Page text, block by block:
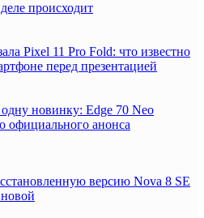
происходит
Pixel 11 Pro Fold: что известно
перед презентацией
новинку: Edge 70 Neo
официального анонса
версию Nova 8 SE